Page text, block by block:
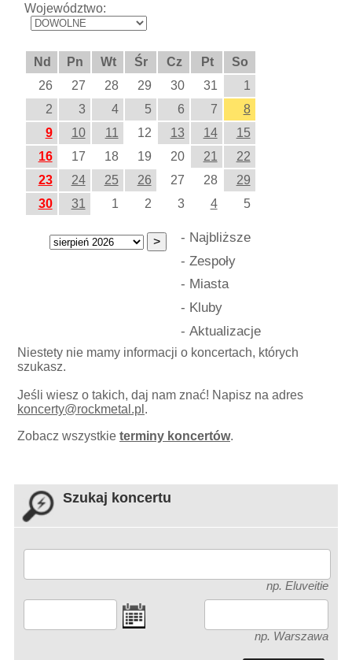
Województwo:
Nd Pn Wt Śr Cz Pt
So
26
27 28 29 30 31
1
2
3 4 5 6 7
8
9
10 11 12 13 14
15
16
17 18 19 20 21
22
23
24 25 26 27 28
29
30
31 1 2 3 4 5
- Najbliższe
- Zespoły
- Miasta
- Kluby
- Aktualizacje
Niestety nie mamy informacji o koncertach, których
szukasz.
Jeśli wiesz o takich, daj nam znać! Napisz na adres
koncerty@rockmetal.pl .
Zobacz wszystkieterminy koncertów.
Szukaj koncertu
np. Eluveitie
np. Warszawa